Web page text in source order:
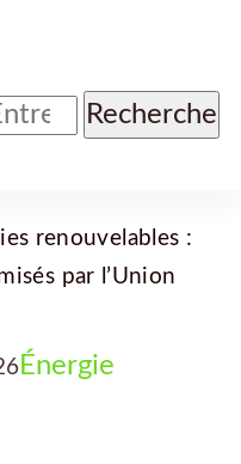
renouvelables :
par l’Union
Énergie